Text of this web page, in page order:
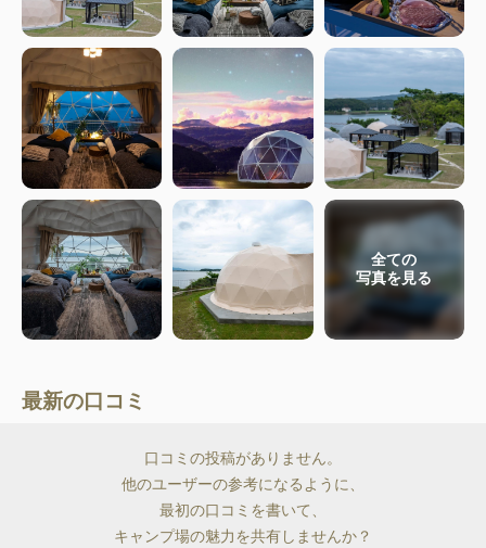
全ての
写真を見る
最新の口コミ
口コミの投稿がありません。
他のユーザーの参考になるように、
最初の口コミを書いて、
キャンプ場の魅力を共有しませんか？